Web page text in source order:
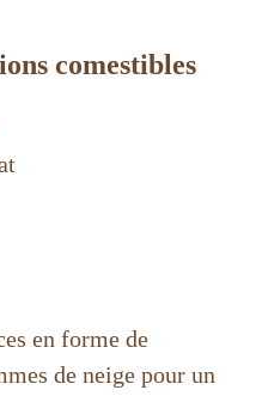
comestibles
en forme de
de neige pour un